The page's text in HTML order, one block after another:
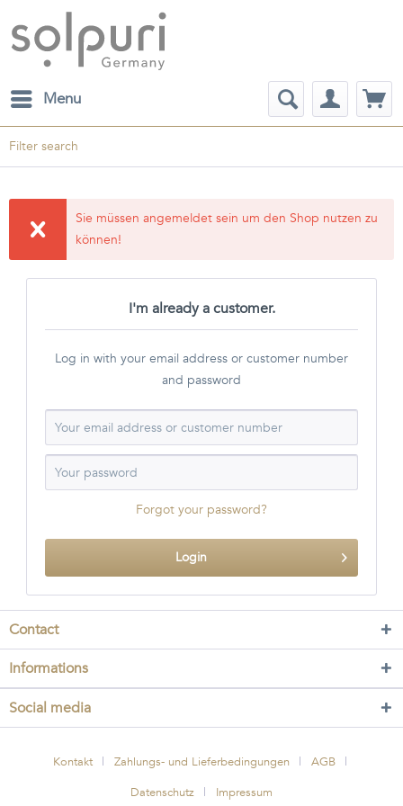
Menu
Filter search
Sie müssen angemeldet sein um den Shop nutzen zu
können!
I'm already a customer.
Log in with your email address or customer number
and password
Forgot your password?
Login
Contact
Informations
Social media
Kontakt Zahlungs- und Lieferbedingungen
AGB
Datenschutz
Impressum